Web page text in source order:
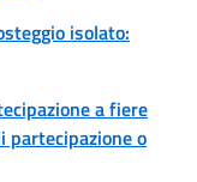
isolato:
a fiere
partecipazione o